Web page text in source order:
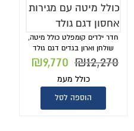
חדר ילדים קומפלט כולל מיטה,
שולחן וארון בגדים דגם גולד
₪12,270
₪9,770
כולל מעמ
הוספה לסל